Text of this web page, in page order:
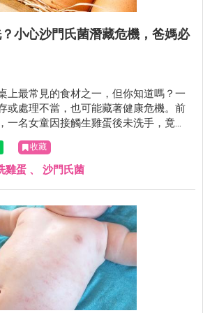
小心沙門氏菌潛藏危機，爸媽必
上最常見的食材之一，但你知道嗎？一
或處理不當，也可能藏著健康危機。前
一名女童因接觸生雞蛋後未洗手，竟感
，讓許多爸媽聞之色變。到底雞蛋該怎
煮，才能吃得安心？今天就帶大家一起
好好學起來！
收藏
雞蛋 、 沙門氏菌